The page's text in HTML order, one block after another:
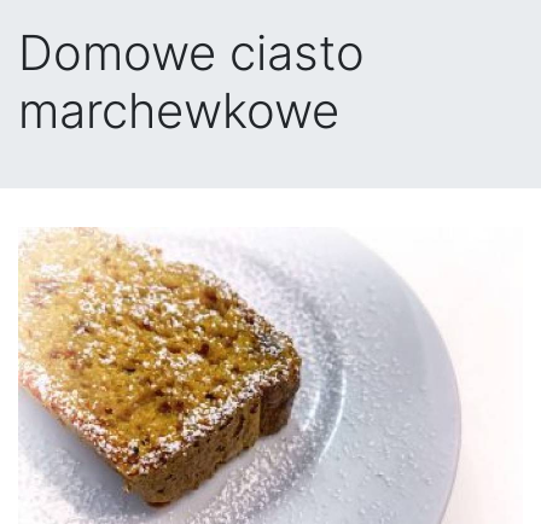
Domowe ciasto
marchewkowe